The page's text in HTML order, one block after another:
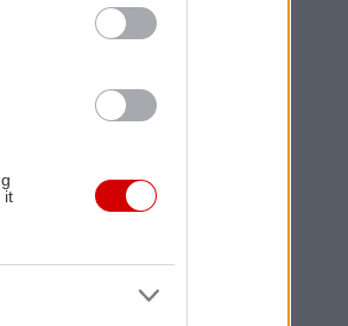
it
των premium
είναι τέτοια,
χρόνο κατά περίπου
(πηγή: